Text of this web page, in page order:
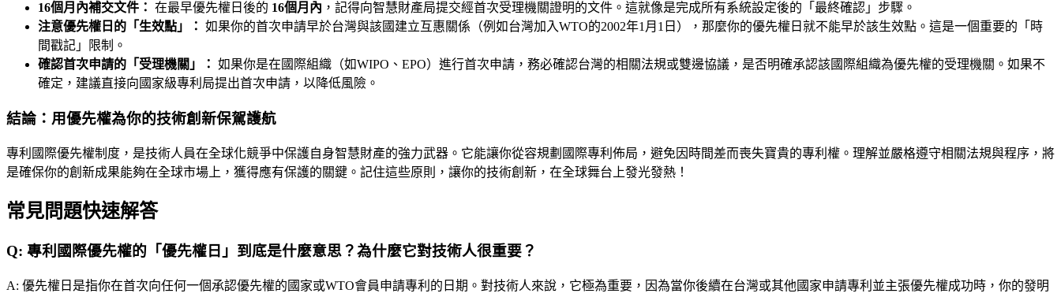
16個月內補交文件： 在最早優先權日後的 16個月內 ，記得向智慧財產局提交經首次受理機關證明的文件。這就像是完成所有系統設定後的「最終確認」步驟。
注意優先權日的「生效點」： 如果你的首次申請早於台灣與該國建立互惠關係（例如台灣加入WTO的2002年1月1日），那麼你的優先權日就不能早於該生效點。這是一個重要的「時
間戳記」限制。
確認首次申請的「受理機關」： 如果你是在國際組織（如WIPO、EPO）進行首次申請，務必確認台灣的相關法規或雙邊協議，是否明確承認該國際組織為優先權的受理機關。如果不
確定，建議直接向國家級專利局提出首次申請，以降低風險。
結論：用優先權為你的技術創新保駕護航
專利國際優先權制度，是技術人員在全球化競爭中保護自身智慧財產的強力武器。它能讓你從容規劃國際專利佈局，避免因時間差而喪失寶貴的專利權。理解並嚴格遵守相關法規與程序，將
是確保你的創新成果能夠在全球市場上，獲得應有保護的關鍵。記住這些原則，讓你的技術創新，在全球舞台上發光發熱！
常見問題快速解答
Q: 專利國際優先權的「優先權日」到底是什麼意思？為什麼它對技術人很重要？
A: 優先權日是指你在首次向任何一個承認優先權的國家或WTO會員申請專利的日期。對技術人來說，它極為重要，因為當你後續在台灣或其他國家申請專利並主張優先權成功時，你的發明